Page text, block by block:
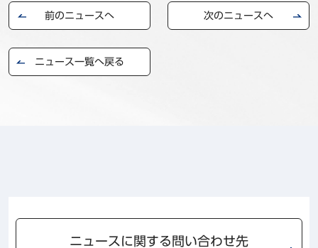
株主・投資家情報 採用情報
事例
セミナ−
前のニュースへ 次のニュースへ
ニュース一覧へ戻る
ニュースに関する問い合わせ先